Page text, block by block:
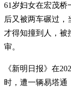
61岁妇女在宏茂桥
后又被两车碾过，
才得知撞到人，被
审。
《新明日报》在
时，遭一辆易塔通